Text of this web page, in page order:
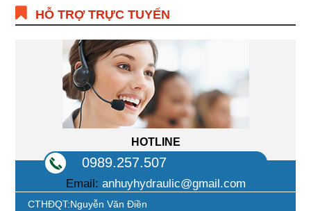
HỖ TRỢ TRỰC TUYẾN
HOTLINE
0989.257.507
Email: anhuyhydraulic@gmail.com
CTHĐQT:Nguyễn Văn Điền